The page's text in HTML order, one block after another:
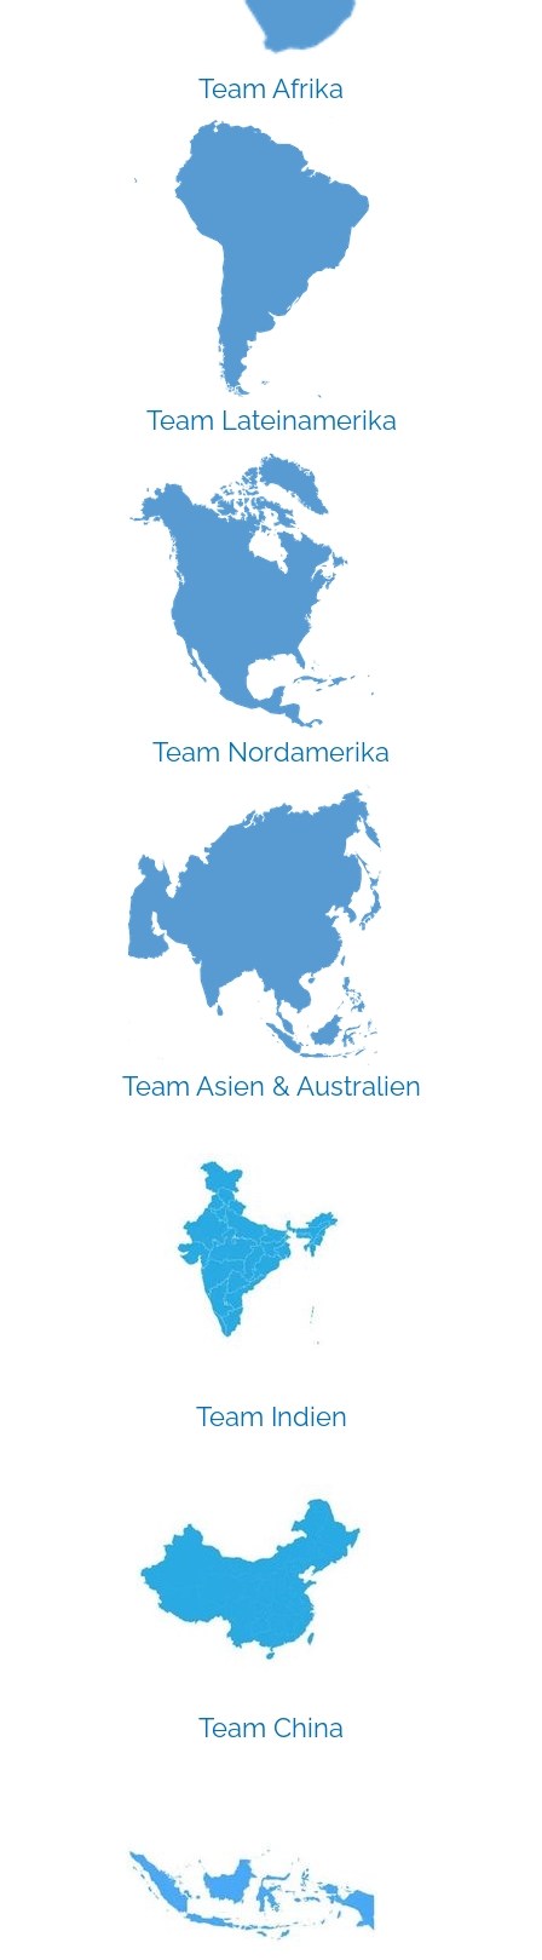
Team Afrika
Team Lateinamerika
Team Nordamerika
Team Asien & Australien
Team Indien
Team China